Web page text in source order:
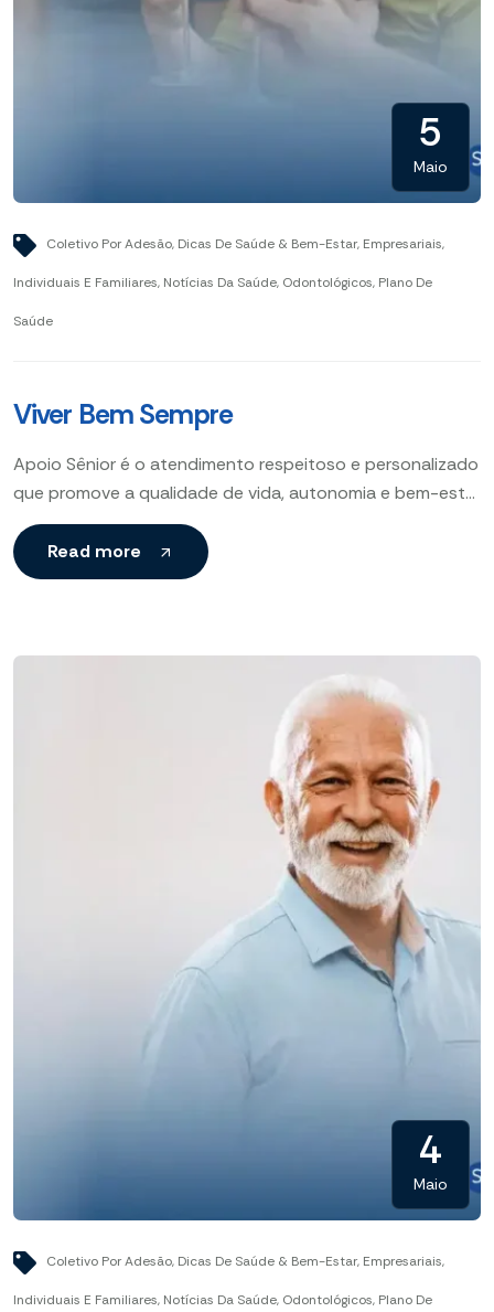
5
Maio
Coletivo Por Adesão, Dicas De Saúde & Bem-Estar, Empresariais,
Individuais E Familiares, Notícias Da Saúde, Odontológicos, Plano De
Saúde
Viver Bem Sempre
Apoio Sênior é o atendimento respeitoso e personalizado
que promove a qualidade de vida, autonomia e bem-estar
físico e emocional dos idosos. Respeito, Cuidado, Sênior
Read more
4
Maio
Coletivo Por Adesão, Dicas De Saúde & Bem-Estar, Empresariais,
Individuais E Familiares, Notícias Da Saúde, Odontológicos, Plano De